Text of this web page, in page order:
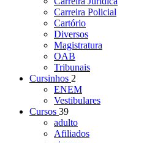
Carreira Policial
Cartório
Diversos
Magistratura
OAB
Tribunais
Cursinhos 2
ENEM
Vestibulares
Cursos 39
adulto
Afiliados